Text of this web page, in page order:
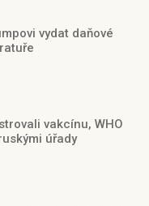
vydat daňové
vakcínu, WHO
úřady